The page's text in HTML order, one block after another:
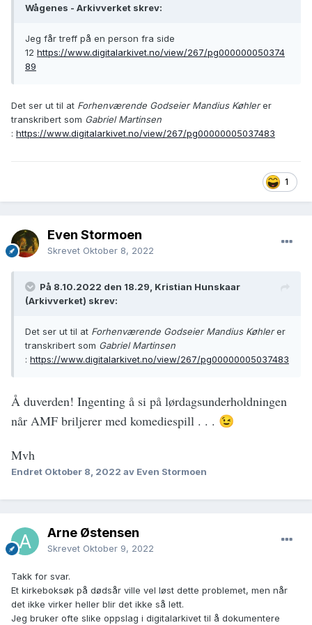
Wågenes - Arkivverket skrev:
Jeg får treff på en person fra side
12 https://www.digitalarkivet.no/view/267/pg000000050374
89
Det ser ut til at Forhenværende Godseier Mandius Køhlerer
transkribert som Gabriel Martinsen
: https://www.digitalarkivet.no/view/267/pg00000005037483
1
Even Stormoen
Skrevet Oktober 8, 2022
På 8.10.2022 den 18.29, Kristian Hunskaar
(Arkivverket) skrev:
Det ser ut til at Forhenværende Godseier Mandius Køhlerer
transkribert som Gabriel Martinsen
: https://www.digitalarkivet.no/view/267/pg00000005037483
Å duverden! Ingenting å si på lørdagsunderholdningen
når AMF briljerer med komediespill . . . 😉
Mvh
Endret Oktober 8, 2022 av Even Stormoen
Arne Østensen
Skrevet Oktober 9, 2022
Takk for svar.
Et kirkeboksøk på dødsår ville vel løst dette problemet, men når
det ikke virker heller blir det ikke så lett.
Jeg bruker ofte slike oppslag i digitalarkivet til å dokumentere